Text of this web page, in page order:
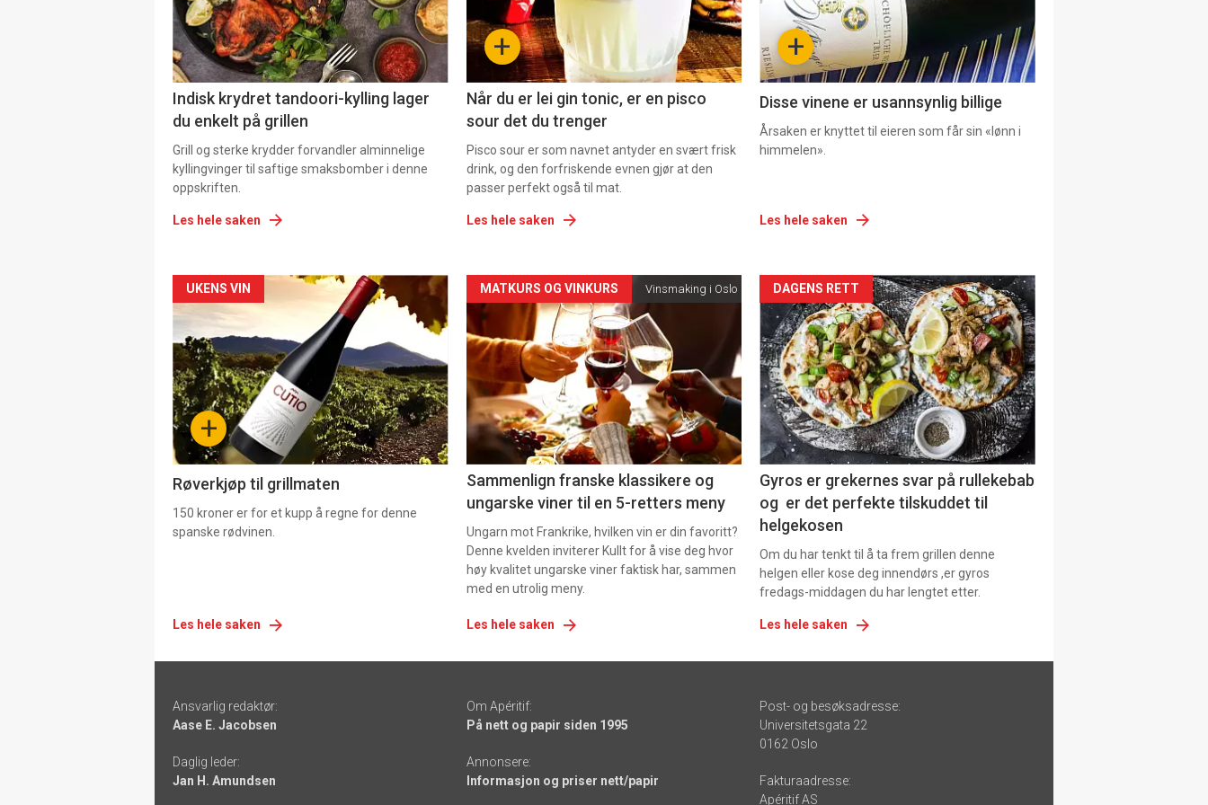
Indisk krydret tandoori-kylling lager
du enkelt på grillen
Grill og sterke krydder forvandler alminnelige
kyllingvinger til saftige smaksbomber i denne
oppskriften.
Les hele saken
-
+
Når du er lei gin tonic, er en pisco
sour det du trenger
Pisco sour er som navnet antyder en svært frisk
drink, og den forfriskende evnen gjør at den
passer perfekt også til mat.
Les hele saken
3 +
Disse vinene er usannsynlig billige
Årsaken er knyttet til eieren som får sin «lønn i
himmelen».
Les hele saken
Forsiden
akkurat
nå
-
4 +
UKENS VIN
Røverkjøp til grillmaten
150 kroner er for et kupp å regne for denne
spanske rødvinen.
Les hele saken
Forsiden
akkurat
nå
-
5
MATKURS OG VINKURS Vinsmaking i Oslo
Sammenlign franske klassikere og
ungarske viner til en 5-retters meny
Ungarn mot Frankrike, hvilken vin er din favoritt?
Denne kvelden inviterer Kullt for å vise deg hvor
høy kvalitet ungarske viner faktisk har, sammen
med en utrolig meny.
Les hele saken
Forsiden
akkurat
nå
-
6
DAGENS RETT
Gyros er grekernes svar på rullekebab
og er det perfekte tilskuddet til
helgekosen
Om du har tenkt til å ta frem grillen denne
helgen eller kose deg innendørs ,er gyros
fredags-middagen du har lengtet etter.
Les hele saken
-
links
Ansvarlig redaktør:
Aase E. Jacobsen
Daglig leder:
Jan H. Amundsen
Om Apéritif:
På nett og papir siden 1995
Annonsere:
Informasjon og priser nett/papir
Post- og besøksadresse:
Universitetsgata 22
0162 Oslo
Fakturaadresse:
Apéritif AS